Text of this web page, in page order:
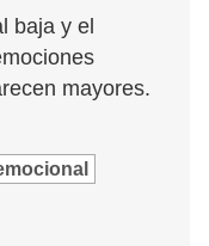
baja y el
mayores.